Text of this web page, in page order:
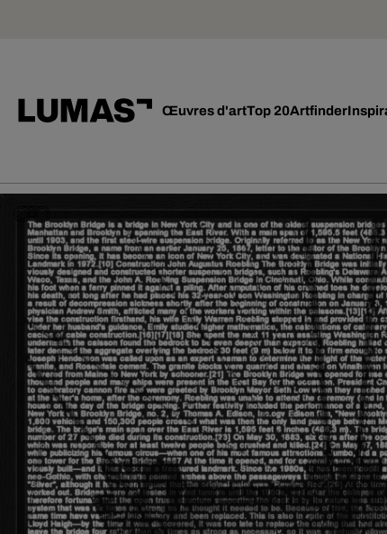
Œuvres d'artTop 20Artfinder